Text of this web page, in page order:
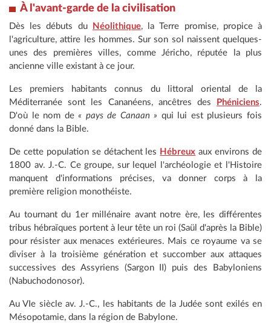
À l'avant-garde de la civilisation
Dès les débuts du Néolithique, la Terre promise, propice à
l'agriculture, attire les hommes. Sur son sol naissent quelques-
unes des premières villes, comme Jéricho, réputée la plus
ancienne ville existant à ce jour.
Les premiers habitants connus du littoral oriental de la
Méditerranée sont les Cananéens, ancêtres des
Phéniciens.
D'où le nom de« pays de Canaan » qui lui est plusieurs fois
donné dans la Bible.
De cette population se détachent les Hébreux aux environs de
1800 av. J.-C. Ce groupe, sur lequel l'archéologie et l'Histoire
manquent d'informations précises, va donner corps à la
première religion monothéiste.
Au tournant du 1er millénaire avant notre ère, les différentes
tribus hébraïques portent à leur tête un roi (Saül d'après la Bible)
pour résister aux menaces extérieures. Mais ce royaume va se
diviser à la troisième génération et succomber aux attaques
successives des Assyriens (Sargon II) puis des Babyloniens
(Nabuchodonosor).
Au VIe siècle av. J.-C., les habitants de la Judée sont exilés en
Mésopotamie, dans la région de Babylone.